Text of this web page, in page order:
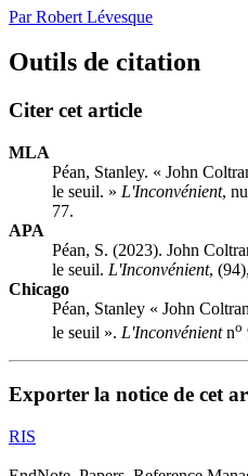
Par Robert Lévesque
Outils de citation
Citer cet article
MLA
Péan, Stanley. « John
le seuil. » L'Inconvénient,
77.
APA
Péan, S. (2023). John
le seuil. L'Inconvénient,
Chicago
Péan, Stanley « John
le seuil ». L'Inconvénientno
Exporter la notice de cet
RIS